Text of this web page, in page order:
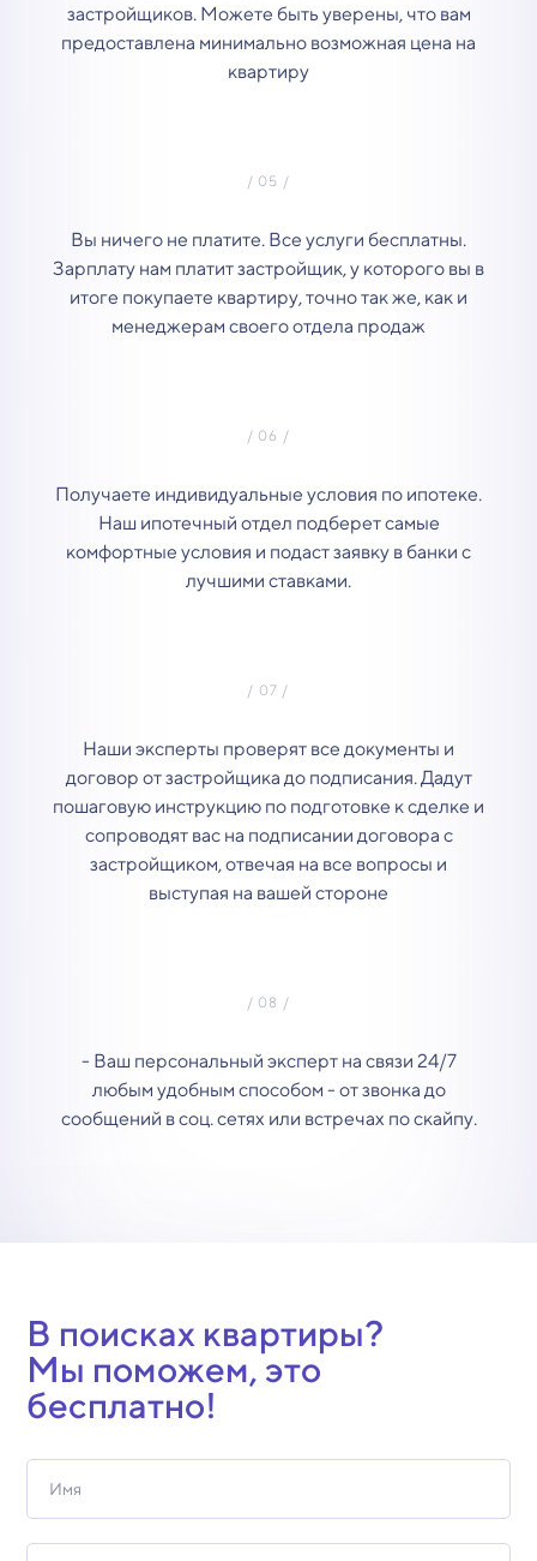
застройщиков. Можете быть уверены, что вам
предоставлена минимально возможная цена на
квартиру
Вы ничего не платите. Все услуги бесплатны.
Зарплату нам платит застройщик, у которого вы в
итоге покупаете квартиру, точно так же, как и
менеджерам своего отдела продаж
Получаете индивидуальные условия по ипотеке.
Наш ипотечный отдел подберет самые
комфортные условия и подаст заявку в банки с
лучшими ставками.
Наши эксперты проверят все документы и
договор от застройщика до подписания. Дадут
пошаговую инструкцию по подготовке к сделке и
сопроводят вас на подписании договора с
застройщиком, отвечая на все вопросы и
выступая на вашей стороне
- Ваш персональный эксперт на связи 24/7
любым удобным способом - от звонка до
сообщений в соц. сетях или встречах по скайпу.
В поисках квартиры?
Мы поможем, это
бесплатно!